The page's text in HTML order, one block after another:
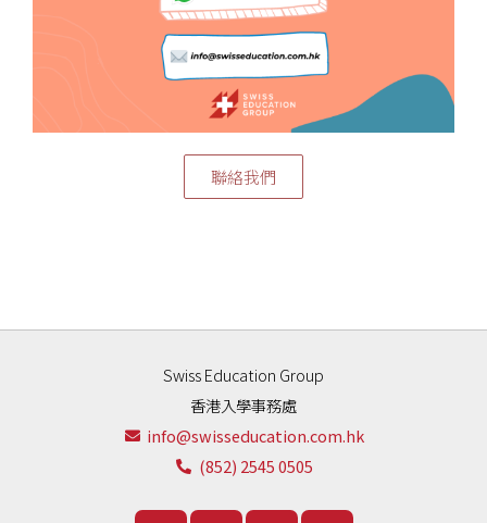
聯絡我們
Swiss Education Group
香港入學事務處
info@swisseducation.com.hk
(852) 2545 0505